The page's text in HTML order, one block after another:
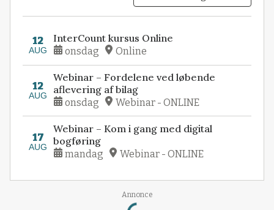
12
AUG
InterCount kursus Online
onsdag Online
12
AUG
Webinar – Fordelene ved løbende
aflevering af bilag
onsdag Webinar - ONLINE
17
AUG
Webinar – Kom i gang med digital
bogføring
mandag Webinar - ONLINE
Annonce